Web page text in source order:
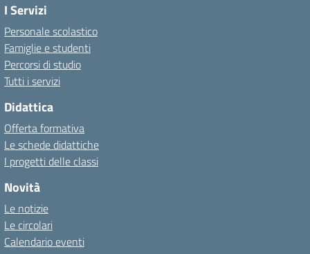
I Servizi
Personale scolastico
Famiglie e studenti
Percorsi di studio
Tutti i servizi
Didattica
Offerta formativa
Le schede didattiche
I progetti delle classi
Novità
Le notizie
Le circolari
Calendario eventi